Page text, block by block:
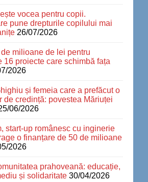
vocea pentru copii.
pune drepturile copilului mai
26/07/2026
milioane de lei pentru
16 proiecte care schimbă fața
2026
și femeia care a prefăcut o
de credință: povestea Măriuței
06/2026
start-up românesc cu inginerie
o finanțare de 50 de milioane
2026
prahoveană: educație,
și solidaritate 30/04/2026